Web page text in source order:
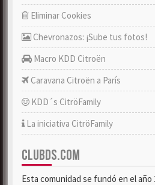
Eliminar Cookies
Chevronazos: ¡Sube tus fotos!
Macro KDD Citroën
Caravana Citroën a París
KDD´s CitröFamily
La iniciativa CitröFamily
CLUBDS.COM
Esta comunidad se fundó en el año